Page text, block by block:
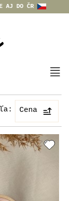
AJ DO ČR
Cena